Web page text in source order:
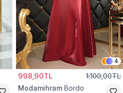
4
998,90TL 1.100,00TL
Modamihram Bordo